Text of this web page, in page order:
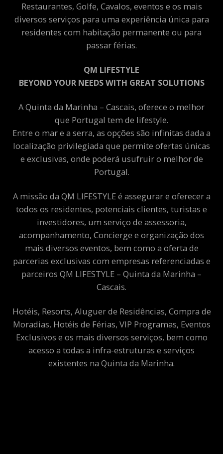
Restaurantes, Golfe, Cavalos, eventos e os mais
diversos serviços para uma experiência única para
residentes com habitação permanente ou para
passar férias.
QM LIFESTYLE
BEYOND YOUR NEEDS WITH GREAT SOLUTIONS
A Quinta da Marinha – Cascais, oferece o melhor
que Portugal tem de lifestyle.
Entre o mar e a serra, as opções são infinitas dada a
localização privilegiada que permite ofertas únicas
e exclusivas, onde poderá usufruir o melhor de
Portugal.
A missão da QM LIFESTYLE é assegurar e oferecer a
todos os residentes, potenciais clientes, turistas e
investidores, um serviço de assessoria,
acompanhamento, Concierge e organização dos
mais diversos eventos, bem como a oferta de
parcerias exclusivas com empresas referenciadas e
parceiros QM LIFESTYLE – Quinta da Marinha –
Cascais.
Hotéis, Resorts, Aluguer de Residências, Compra de
Moradias, Hotéis de Férias, VIP Programas, Eventos
Exclusivos e os mais diversos serviços, bem como
acesso a todas a infra-estruturas e serviços
existentes na Quinta da Marinha.